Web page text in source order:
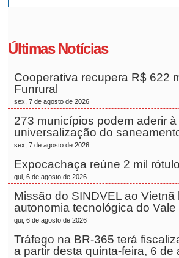
Últimas Notícias
Cooperativa recupera R$ 622
Funrural
sex, 7 de agosto de 2026
273 municípios podem aderir à
universalização do
sex, 7 de agosto de 2026
Expocachaça reúne 2 mil
qui, 6 de agosto de 2026
Missão do SINDVEL ao Vietnã
autonomia tecnológica do
qui, 6 de agosto de 2026
Tráfego na BR-365 terá
a partir desta quinta-feira, 6 de